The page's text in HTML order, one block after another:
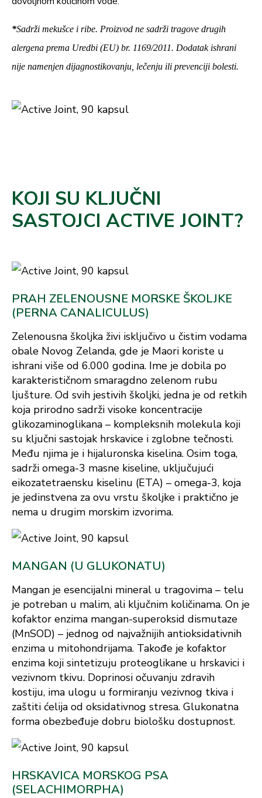
*Sadrži mekušce i ribe. Proizvod ne sadrži tragove drugih
alergena prema Uredbi (EU) br. 1169/2011. Dodatak ishrani
nije namenjen dijagnostikovanju, lečenju ili prevenciji bolesti.
KOJI SU KLJUČNI
SASTOJCI ACTIVE JOINT?
PRAH ZELENOUSNE MORSKE ŠKOLJKE
(PERNA CANALICULUS)
Zelenousna školjka živi isključivo u čistim vodama
obale Novog Zelanda, gde je Maori koriste u
ishrani više od 6.000 godina. Ime je dobila po
karakterističnom smaragdno zelenom rubu
ljušture. Od svih jestivih školjki, jedna je od retkih
koja prirodno sadrži visoke koncentracije
glikozaminoglikana – kompleksnih molekula koji
su ključni sastojak hrskavice i zglobne tečnosti.
Među njima je i hijaluronska kiselina. Osim toga,
sadrži omega-3 masne kiseline, uključujući
eikozatetraensku kiselinu (ETA) – omega-3, koja
je jedinstvena za ovu vrstu školjke i praktično je
nema u drugim morskim izvorima.
MANGAN (U GLUKONATU)
Mangan je esencijalni mineral u tragovima – telu
je potreban u malim, ali ključnim količinama. On je
kofaktor enzima mangan-superoksid dismutaze
(MnSOD) – jednog od najvažnijih antioksidativnih
enzima u mitohondrijama. Takođe je kofaktor
enzima koji sintetizuju proteoglikane u hrskavici i
vezivnom tkivu. Doprinosi očuvanju zdravih
kostiju, ima ulogu u formiranju vezivnog tkiva i
zaštiti ćelija od oksidativnog stresa. Glukonatna
forma obezbeđuje dobru biološku dostupnost.
HRSKAVICA MORSKOG PSA
(SELACHIMORPHA)